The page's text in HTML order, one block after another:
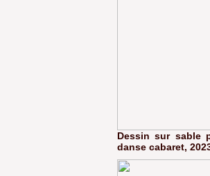
Dessin sur sable
danse cabaret,